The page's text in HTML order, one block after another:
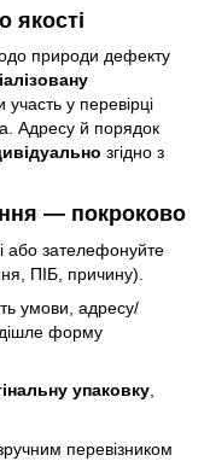
якості
природи дефекту
у перевірці
Адресу й порядок
згідно з
— покроково
або зателефонуйте
ПІБ, причину).
умови, адресу/
форму
упаковку,
перевізником